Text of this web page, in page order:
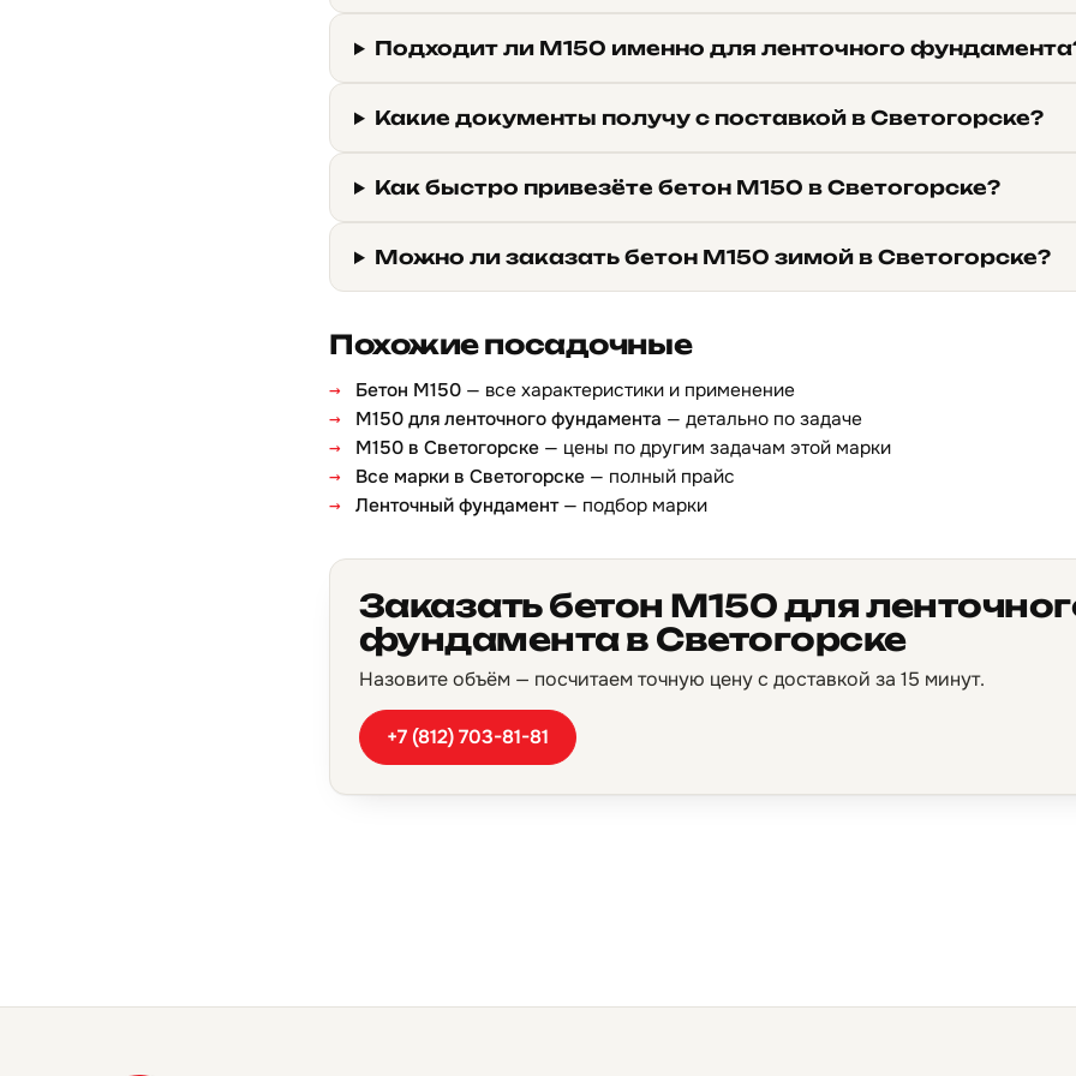
Подходит ли М150 именно для ленточного
Какие документы получу с поставкой в Светогорске?
Как быстро привезёте бетон М150 в Светогорске?
Можно ли заказать бетон М150 зимой в Светогорске?
Похожие посадочные
Бетон М150 — все характеристики и применение
М150 для ленточного фундамента — детально по задаче
М150 в Светогорске — цены по другим задачам этой марки
Все марки в Светогорске — полный прайс
Ленточный фундамент— подбор марки
Заказать бетон М150 для
фундамента в Светогорске
Назовите объём — посчитаем точную цену с доставкой за 15 минут.
+7 (812) 703-81-81